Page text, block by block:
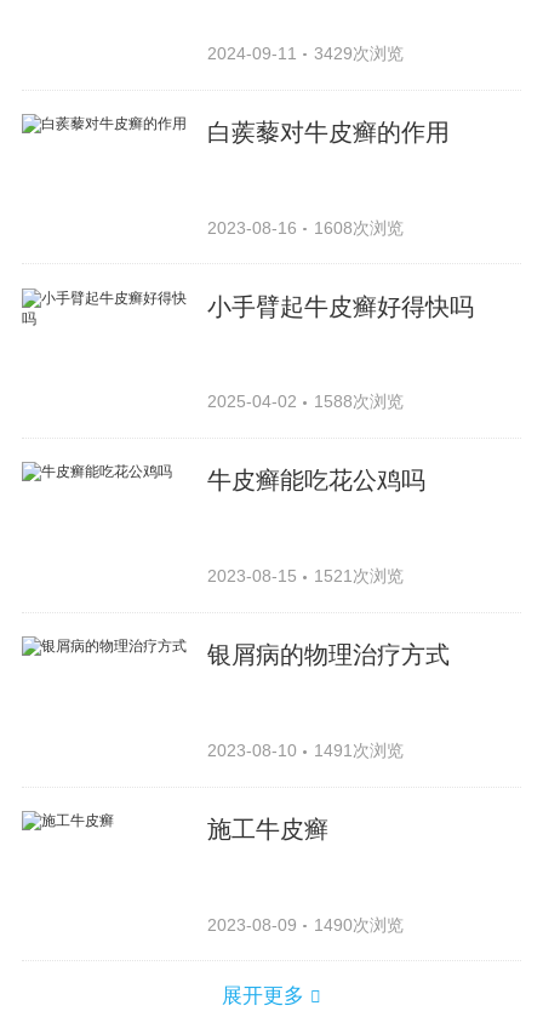
2024-09-11 3429次浏览
白蒺藜对牛皮癣的作用
2023-08-16 1608次浏览
小手臂起牛皮癣好得快吗
2025-04-02 1588次浏览
牛皮癣能吃花公鸡吗
2023-08-15 1521次浏览
银屑病的物理治疗方式
2023-08-10 1491次浏览
施工牛皮癣
2023-08-09 1490次浏览
展开更多